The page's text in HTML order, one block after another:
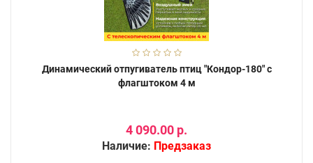
Динамический отпугиватель птиц "Кондор-180" с
флагштоком 4 м
4 090.00 р.
Наличие: Предзаказ